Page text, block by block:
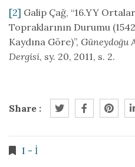
[2] Galip Çağ, “16.YY
Topraklarının Durumu
Kaydına Göre)”, Güneydoğu
Dergisi, sy. 20, 2011, s. 2.
Share :
I - İ